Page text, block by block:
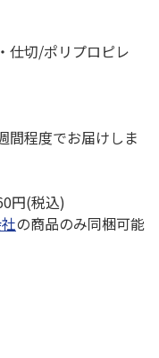
仕切/ポリプロピレ
程度でお届けしま
円(税込)
の商品のみ同梱可能